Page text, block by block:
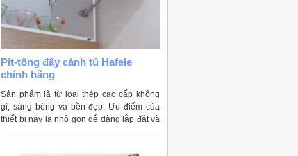
Pit-tông đẩy cánh tủ Hafele
chính hãng
Sản phẩm là từ loại thép cao cấp không
gỉ, sáng bóng và bền đẹp. Ưu điểm của
thiết bị này là nhỏ gọn dễ dàng lắp đặt và